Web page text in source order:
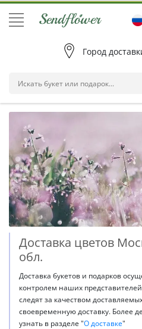
Город
Доставка цветов
обл.
Доставка букетов и подарков
контролем наших
следят за качеством
своевременную доставку. Более
узнать в разделе "О доставке"